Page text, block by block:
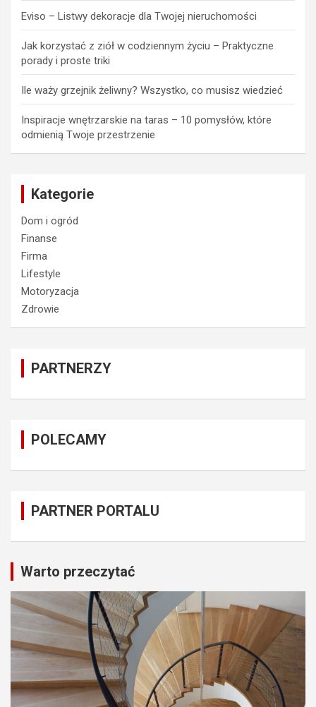
Eviso – Listwy dekoracje dla Twojej nieruchomości
Jak korzystać z ziół w codziennym życiu – Praktyczne
porady i proste triki
Ile waży grzejnik żeliwny? Wszystko, co musisz wiedzieć
Inspiracje wnętrzarskie na taras – 10 pomysłów, które
odmienią Twoje przestrzenie
Kategorie
Dom i ogród
Finanse
Firma
Lifestyle
Motoryzacja
Zdrowie
PARTNERZY
POLECAMY
PARTNER PORTALU
Warto przeczytać